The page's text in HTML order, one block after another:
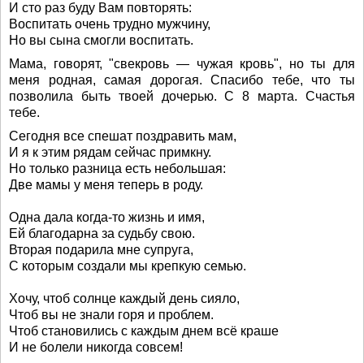
И сто раз буду Вам повторять:
Воспитать очень трудно мужчину,
Но вы сына смогли воспитать.
Мама, говорят, "свекровь — чужая кровь", но ты для
меня родная, самая дорогая. Спасибо тебе, что ты
позволила быть твоей дочерью. С 8 марта. Счастья
тебе.
Сегодня все спешат поздравить мам,
И я к этим рядам сейчас примкну.
Но только разница есть небольшая:
Две мамы у меня теперь в роду.
Одна дала когда-то жизнь и имя,
Ей благодарна за судьбу свою.
Вторая подарила мне супруга,
С которым создали мы крепкую семью.
Хочу, чтоб солнце каждый день сияло,
Чтоб вы не знали горя и проблем.
Чтоб становились с каждым днем всё краше
И не болели никогда совсем!